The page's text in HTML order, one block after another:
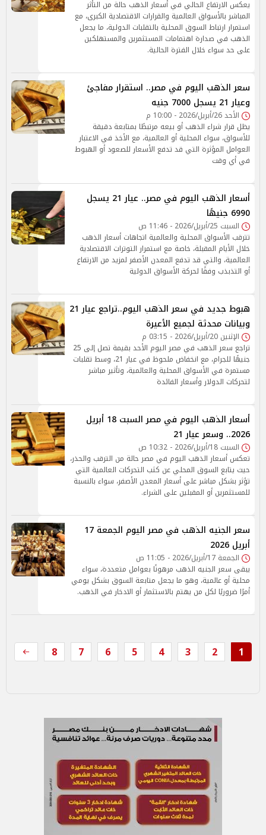
يعكس الارتفاع الحالي في أسعار الذهب حالة من التأثر
المباشر بالأسواق العالمية والقرارات الاقتصادية الكبرى، مع
استمرار ارتباط السوق المحلية بالتقلبات الدولية، ما يجعل
الذهب في صدارة اهتمامات المستثمرين والمستهلكين
على حد سواء خلال الفترة الحالية.
سعر الذهب اليوم في مصر.. استقرار مفاجئ
وعيار 21 يسجل 7000 جنيه
الأحد 26/أبريل/2026 - 10:00 م
يظل قرار شراء الذهب أو بيعه مرتبطًا بمتابعة دقيقة
للأسواق، سواء المحلية أو العالمية، مع الأخذ في الاعتبار
العوامل المؤثرة التي قد تدفع الأسعار للصعود أو الهبوط
في أي وقت
أسعار الذهب اليوم في مصر.. عيار 21 يسجل
6990 جنيهًا
السبت 25/أبريل/2026 - 11:46 ص
تترقب الأسواق المحلية والعالمية اتجاهات أسعار الذهب
خلال الأيام المقبلة، خاصة مع استمرار التوترات الاقتصادية
العالمية، والتي قد تدفع المعدن الأصفر لمزيد من الارتفاع
أو التذبذب وفقًا لحركة الأسواق الدولية
هبوط جديد في سعر الذهب اليوم..تراجع عيار 21
وبيانات محدثة لجميع الأعيرة
الإثنين 20/أبريل/2026 - 03:15 م
تراجع سعر الذهب في مصر اليوم الأحد بقيمة تصل إلى 25
جنيهًا للجرام، مع انخفاض ملحوظ في عيار 21، وسط تقلبات
مستمرة في الأسواق المحلية والعالمية، وتأثير مباشر
لتحركات الدولار وأسعار الفائدة
أسعار الذهب اليوم في مصر السبت 18 أبريل
2026.. وسعر عيار 21
السبت 18/أبريل/2026 - 10:32 ص
تعكس أسعار الذهب اليوم في مصر حالة من الترقب والحذر،
حيث يتابع السوق المحلي عن كثب التحركات العالمية التي
تؤثر بشكل مباشر على أسعار المعدن الأصفر، سواء بالنسبة
للمستثمرين أو المقبلين على الشراء.
سعر الجنيه الذهب في مصر اليوم الجمعة 17
أبريل 2026
الجمعة 17/أبريل/2026 - 11:05 ص
يبقى سعر الجنيه الذهب مرهونًا بعوامل متعددة، سواء
محلية أو عالمية، وهو ما يجعل متابعة السوق بشكل يومي
أمرًا ضروريًا لكل من يهتم بالاستثمار أو الادخار في الذهب.
1
2
3
4
5
6
7
8